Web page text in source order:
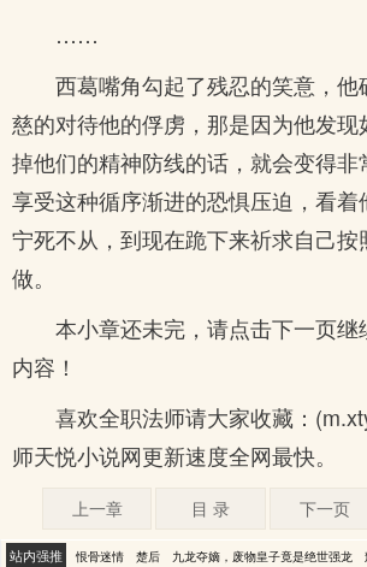
……
西葛嘴角勾起了残忍的笑意，他
慈的对待他的俘虏，那是因为他发
掉他们的精神防线的话，就会变得非
享受这种循序渐进的恐惧压迫，看着
宁死不从，到现在跪下来祈求自己
做。
本小章还未完，请点击下一页继
内容！
喜欢全职法师请大家收藏：
师天悦小说网更新速度全网最快。
上一章 目 录 下一页
站内强推 恨骨迷情 楚后 九龙夺嫡，废物皇子竟是绝世强龙